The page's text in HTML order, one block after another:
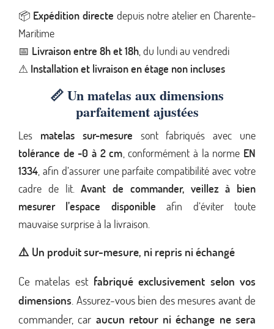
📦 Expédition directe depuis notre atelier en Charente-
Maritime
📅 Livraison entre 8h et 18h, du lundi au vendredi
⚠ Installation et livraison en étage non incluses
📏Un matelas aux dimensions
parfaitement ajustées
Les matelas sur-mesure sont fabriqués avec une
tolérance de -0 à 2 cm, conformément à la norme EN
1334, afin d’assurer une parfaite compatibilité avec votre
cadre de lit.Avant de commander, veillez à bien
mesurer l’espace disponible afin d’éviter toute
mauvaise surprise à la livraison.
⚠️ Un produit sur-mesure, ni repris ni échangé
Ce matelas est fabriqué exclusivement selon vos
dimensions. Assurez-vous bien des mesures avant de
commander, car aucun retour ni échange ne sera